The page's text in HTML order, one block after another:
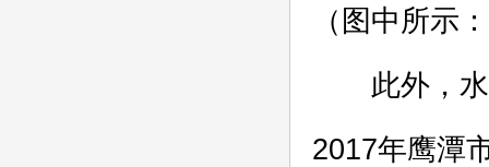
（图中所示：
此外，水
2017年鹰潭